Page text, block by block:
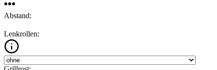
Abstand:
Lenkrollen: